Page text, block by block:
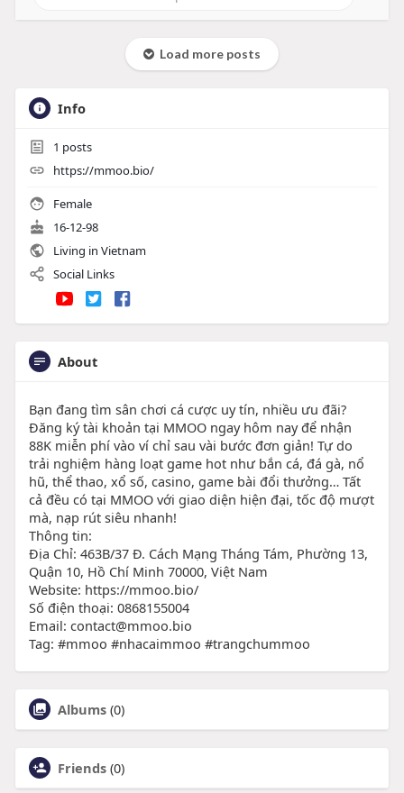
Load more posts
Info
1 posts
https://mmoo.bio/
Female
16-12-98
Living in Vietnam
Social Links
About
Bạn đang tìm sân chơi cá cược uy tín, nhiều ưu đãi?
Đăng ký tài khoản tại MMOO ngay hôm nay để nhận
88K miễn phí vào ví chỉ sau vài bước đơn giản! Tự do
trải nghiệm hàng loạt game hot như bắn cá, đá gà, nổ
hũ, thể thao, xổ số, casino, game bài đổi thưởng… Tất
cả đều có tại MMOO với giao diện hiện đại, tốc độ mượt
mà, nạp rút siêu nhanh!
Thông tin:
Địa Chỉ: 463B/37 Đ. Cách Mạng Tháng Tám, Phường 13,
Quận 10, Hồ Chí Minh 70000, Việt Nam
Website: https://mmoo.bio/
Số điện thoại: 0868155004
Email: contact@mmoo.bio
Tag: #mmoo #nhacaimmoo #trangchummoo
Albums (0)
Friends (0)